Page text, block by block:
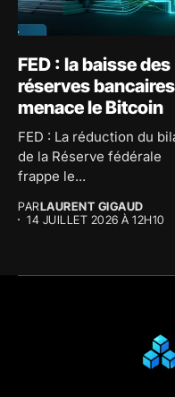
FED : la baisse des
réserves bancaires
menace le Bitcoin
FED : La réduction du
de la Réserve fédérale
frappe le...
PARLAURENT GIGAUD
14 JUILLET 2026 À 12H10